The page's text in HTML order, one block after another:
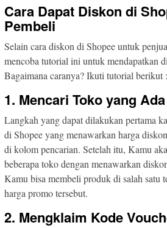
Cara Dapat Diskon di
Pembeli
Selain cara diskon di Shopee untuk
mencoba tutorial ini untuk mendapatkan
Bagaimana caranya? Ikuti tutorial berikut :
1. Mencari Toko yang
Langkah yang dapat dilakukan pertama
di Shopee yang menawarkan harga
di kolom pencarian. Setelah itu, Kamu
beberapa toko dengan menawarkan
Kamu bisa membeli produk di salah satu
harga promo tersebut.
2. Mengklaim Kode